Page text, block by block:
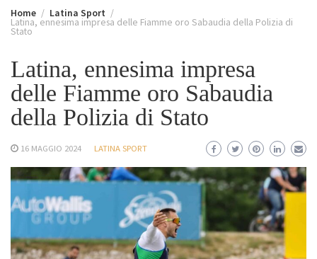
Home Latina Sport
Latina, ennesima impresa delle Fiamme oro Sabaudia della Polizia di
Stato
Latina, ennesima impresa
delle Fiamme oro Sabaudia
della Polizia di Stato
16 MAGGIO 2024 LATINA SPORT